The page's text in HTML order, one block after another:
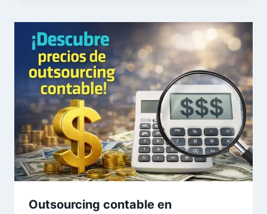
Outsourcing contable en